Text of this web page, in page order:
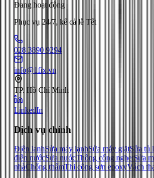
Đang hoạt động
Phục vụ 24/7, kể cả lễ Tết
028 3890 9294
info@1fix.vn
TP. Hồ Chí Minh
LinkedIn
Dịch vụ chính
Điện lạnhSửa máy lạnhSửa máy giặtSửa tủ
điện nướcSửa nướcThông cống nghẹtSửa
nhàChống thấmThi công sơn epoxyVách